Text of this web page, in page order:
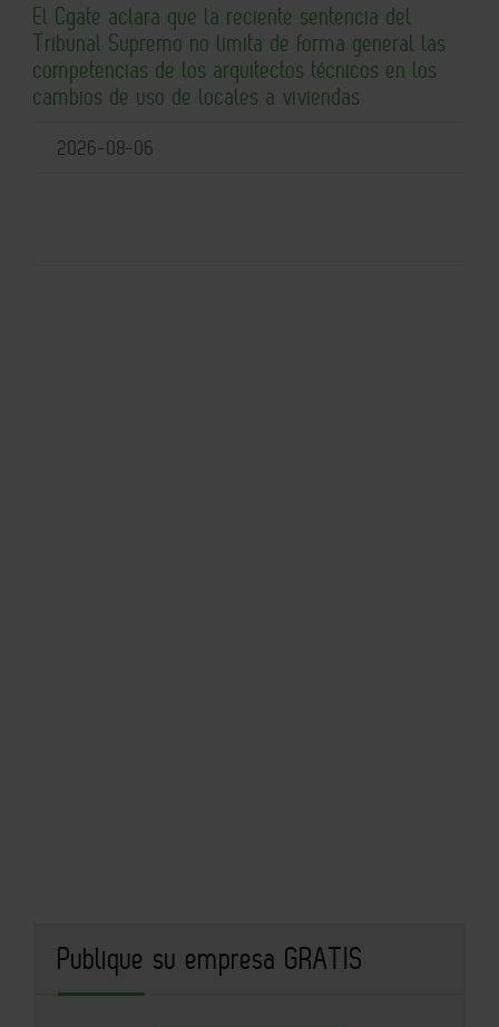
El Cgate aclara que la reciente sentencia del
Tribunal Supremo no limita de forma general las
competencias de los arquitectos técnicos en los
cambios de uso de locales a viviendas
2026-08-06
Publique su empresa GRATIS